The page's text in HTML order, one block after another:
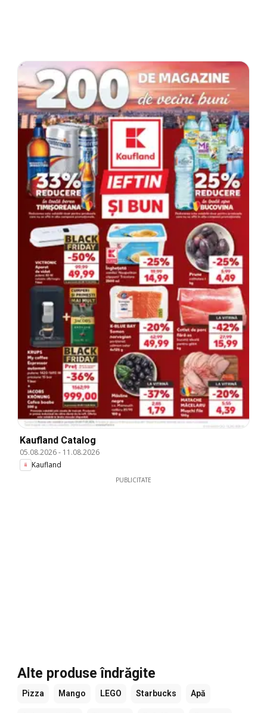
Kaufland Catalog
05.08.2026- 11.08.2026
Kaufland
PUBLICITATE
Alte produse îndrăgite
Pizza Mango LEGO Starbucks Apă